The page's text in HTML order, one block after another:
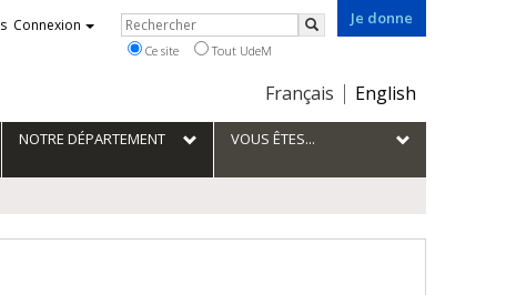
Je donne
Choix
la
langue
Français English
Connexion Rechercher
Rechercher
Ce site Tout UdeM
NOTRE DÉPARTEMENT VOUS ÊTES...